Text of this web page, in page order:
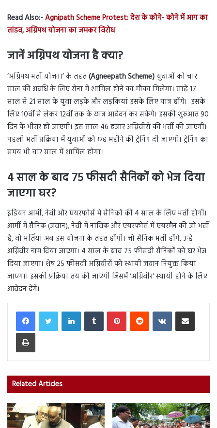
Read Also:-Agnipath Scheme Protest: देश के कोने- कोने मेें आग का
तांडव, अग्निपथ योजना का जमकर विरोध
जानेंअग्निपथ योजनाहैक्या?
‘अग्निपथ भर्ती योजना’ के तहत(Agneepath Scheme)युवाओं को चार
साल की अवधि के लिए सेना में शामिल होने का मौका मिलेगा। साढ़े 17
साल से 21 साल के युवा लड़के और लड़कियां इसके लिए पात्र होंगे। इसके
लिए 10वीं से लेकर 12वीं तक के छात्र आवेदन कर सकेंगे। इसकी शुरुआत 90
दिन के भीतर हो जाएगी। इस साल 46 हजार अग्निवीरों की भर्ती की जाएगी।
पहली भर्ती प्रक्रिया में युवाओं को छह महीने की ट्रेनिंग दी जाएगी। ट्रेनिंग का
समय भी चार साल में शामिल होगा।
4 साल के बाद 75 फीसदी सैनिकों को भेज दिया
जाएगा घर?
इंडियन आर्मी, नेवी और एयरफोर्स में सैनिकों की 4 साल के लिए भर्ती होगी।
आर्मी में सैनिक (जवान), नेवी में नाविक और एयरफोर्स में एयरमैन की जो भर्ती
है, वो भर्तियां अब इस योजना के तहत होंगी। जो सैनिक भर्ती होंगे, उन्हें
अग्निवीर नाम दिया जाएगा। 4 साल के बाद 75 फीसदी सैनिकों को घर भेज
दिया जाएगा। शेष 25 फीसदी अग्निवीरों को स्थायी जवान नियुक्त किया
जाएगा। इसकी प्रक्रिया तय की जाएगी जिसमें ‘अग्निवीर‘ स्थायी होने के लिए
आवेदन देंगे।
LinkedInTumblr PinterestReddit VKontakteShare via Email
Print
Related Articles